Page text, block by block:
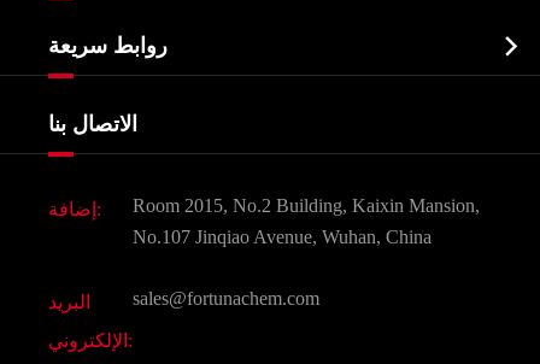
البيوكيميائية
Agrochemicals و الوسطيات
مكونات مستحضرات التجميل
النكهات و عطور
الكيميائية CAS
جميع المواد الكيميائية غرامة
شهادات و مصنع تظهر
شركة التاريخ
روابط سريعة 
الاتصال بنا
إضافة:
Room 2015, No.2 Building, Kaixin Mansion,
No.107 Jinqiao Avenue, Wuhan, China
البريد
الإلكتروني:
sales@fortunachem.com